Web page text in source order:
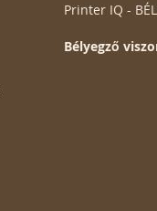
Printer IQ -
Bélyegző